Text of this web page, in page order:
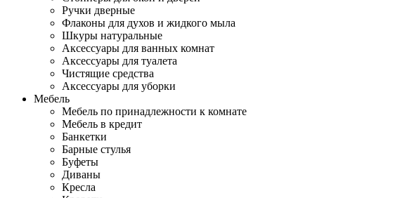
Ручки дверные
Флаконы для духов и жидкого мыла
Шкуры натуральные
Аксессуары для ванных комнат
Аксессуары для туалета
Чистящие средства
Аксессуары для уборки
Мебель
Мебель по принадлежности к комнате
Мебель в кредит
Банкетки
Барные стулья
Буфеты
Диваны
Кресла